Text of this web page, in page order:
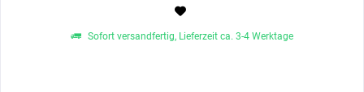
Sofort versandfertig, Lieferzeit ca. 3-4 Werktage